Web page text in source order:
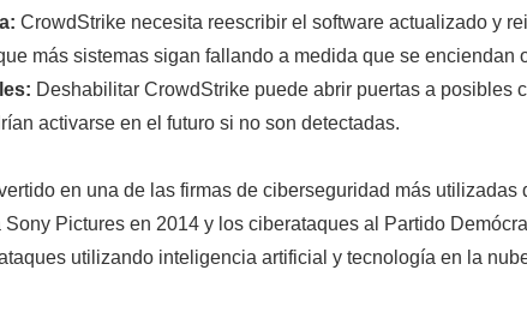
CrowdStrike necesita reescribir el software actualizado y
más sistemas sigan fallando a medida que se
Deshabilitar CrowdStrike puede abrir puertas a posibles
activarse en el futuro si no son detectadas.
en una de las firmas de ciberseguridad más
Pictures en 2014 y los ciberataques al Partido
utilizando inteligencia artificial y tecnología en la